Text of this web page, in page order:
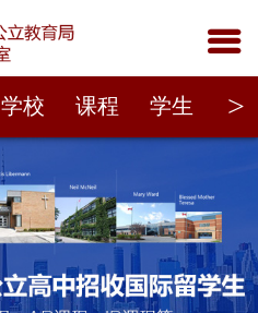

学校 课程 学生 家
>